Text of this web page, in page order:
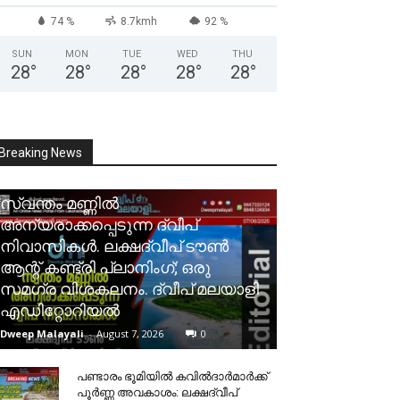
74 % 8.7kmh 92 %
SUN
28°
MON
28°
TUE
28°
WED
28°
THU
28°
News
സ്വന്തം മണ്ണിൽ
അന്യരാക്കപ്പെടുന്ന ദ്വീപ്
നിവാസികൾ. ലക്ഷദ്വീപ് ടൗൺ
ആന്റ് കണ്ട്രി പ്ലാനിംഗ്; ഒരു
സമഗ്ര വിശകലനം. ദ്വീപ് മലയാളി
എഡിറ്റോറിയൽ
Dweep Malayali - August 7, 2026 0
പണ്ടാരം ഭൂമിയിൽ കവിൽദാർമാർക്ക്
പൂർണ്ണ അവകാശം: ലക്ഷദ്വീപ്